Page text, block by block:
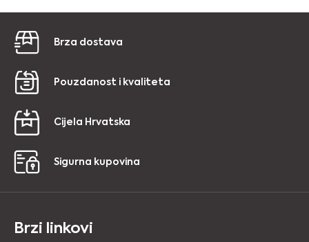
Brza dostava
Pouzdanost i kvaliteta
Cijela Hrvatska
Sigurna kupovina
Brzi linkovi